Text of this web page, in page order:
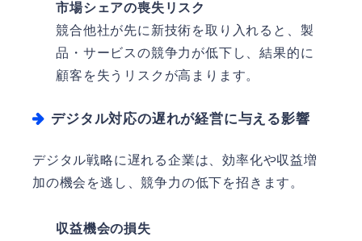
市場シェアの喪失リスク
競合他社が先に新技術を取り入れると、製
品・サービスの競争力が低下し、結果的に
顧客を失うリスクが高まります。
デジタル対応の遅れが経営に与える影響
デジタル戦略に遅れる企業は、効率化や収益増
加の機会を逃し、競争力の低下を招きます。
収益機会の損失